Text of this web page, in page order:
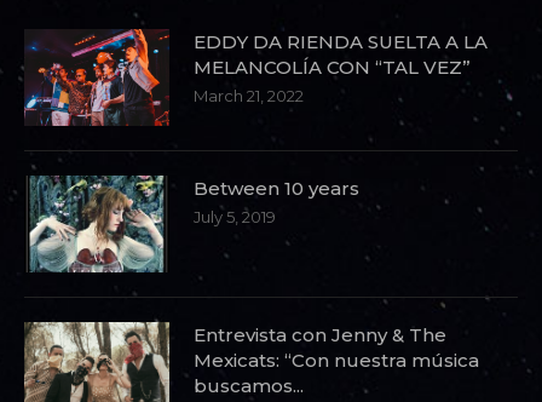
EDDY DA RIENDA SUELTA A LA
MELANCOLÍA CON “TAL VEZ”
March 21, 2022
Between 10 years
July 5, 2019
Entrevista con Jenny & The
Mexicats: “Con nuestra música
buscamos...